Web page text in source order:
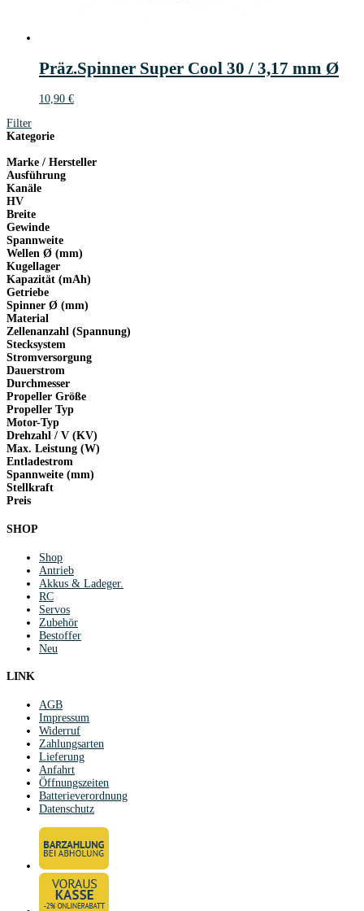
Präz.Spinner Super Cool 30 / 3,17 mm Ø
10,90 €
Filter
Kategorie
Marke / Hersteller
Ausführung
Kanäle
HV
Breite
Gewinde
Spannweite
Wellen Ø (mm)
Kugellager
Kapazität (mAh)
Getriebe
Spinner Ø (mm)
Material
Zellenanzahl (Spannung)
Stecksystem
Stromversorgung
Dauerstrom
Durchmesser
Propeller Größe
Propeller Typ
Motor-Typ
Drehzahl / V (KV)
Max. Leistung (W)
Entladestrom
Spannweite (mm)
Stellkraft
Preis
SHOP
Shop
Antrieb
Akkus & Ladeger.
RC
Servos
Zubehör
Bestoffer
Neu
LINK
AGB
Impressum
Widerruf
Zahlungsarten
Lieferung
Anfahrt
Öffnungszeiten
Batterieverordnung
Datenschutz